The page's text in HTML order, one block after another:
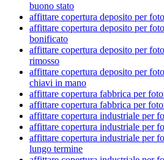
buono stato
affittare copertura deposito per
affittare copertura deposito per
bonificato
affittare copertura deposito per
rimosso
affittare copertura deposito per
chiavi in mano
affittare copertura fabbrica per
affittare copertura fabbrica per
affittare copertura industriale per
affittare copertura industriale per
affittare copertura industriale per
lungo termine